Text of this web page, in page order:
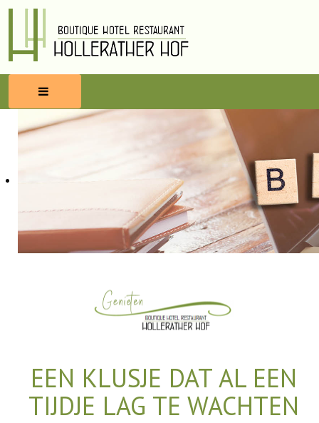
HOME
WELLNESS
EEN KLUSJE DAT AL EEN
TIJDJE LAG TE WACHTEN